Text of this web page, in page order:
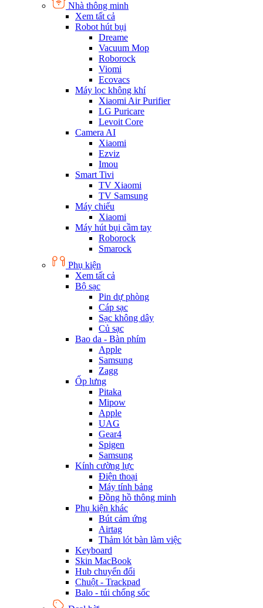
Nhà thông minh
Xem tất cả
Robot hút bụi
Dreame
Vacuum Mop
Roborock
Viomi
Ecovacs
Máy lọc không khí
Xiaomi Air Purifier
LG Puricare
Levoit Core
Camera AI
Xiaomi
Ezviz
Imou
Smart Tivi
TV Xiaomi
TV Samsung
Máy chiếu
Xiaomi
Máy hút bụi cầm tay
Roborock
Smarock
Phụ kiện
Xem tất cả
Bộ sạc
Pin dự phòng
Cáp sạc
Sạc không dây
Củ sạc
Bao da - Bàn phím
Apple
Samsung
Zagg
Ốp lưng
Pitaka
Mipow
Apple
UAG
Gear4
Spigen
Samsung
Kính cường lực
Điện thoại
Máy tính bảng
Đồng hồ thông minh
Phụ kiện khác
Bút cảm ứng
Airtag
Thảm lót bàn làm việc
Keyboard
Skin MacBook
Hub chuyển đổi
Chuột - Trackpad
Balo - túi chống sốc